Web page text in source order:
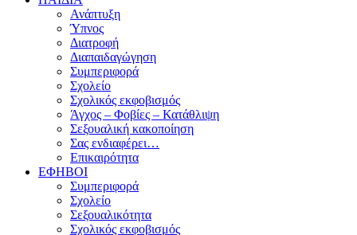
Ανάπτυξη
Ύπνος
Διατροφή
Διαπαιδαγώγηση
Συμπεριφορά
Σχολείο
Σχολικός εκφοβισμός
Άγχος – Φοβίες – Κατάθλιψη
Σεξουαλική κακοποίηση
Σας ενδιαφέρει…
Επικαιρότητα
ΕΦΗΒΟΙ
Συμπεριφορά
Σχολείο
Σεξουαλικότητα
Σχολικός εκφοβισμός